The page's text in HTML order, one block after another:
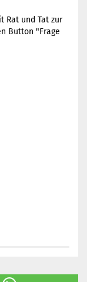
Rat und Tat zur
Button "Frage